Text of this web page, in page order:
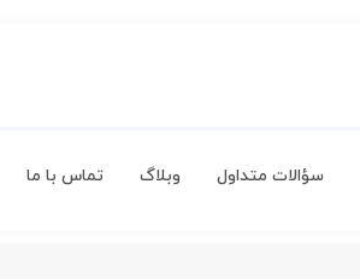
سؤالات متداول وبلاگ تماس با ما